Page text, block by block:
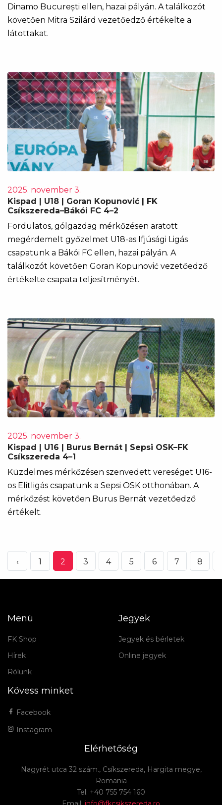
Dinamo București ellen, hazai pályán. A találkozót
követően Mitra Szilárd vezetőedző értékelte a
látottakat.
2025. november 3.
Kispad | U18 | Goran Kopunović | FK
Csíkszereda–Bákói FC 4–2
Fordulatos, gólgazdag mérkőzésen aratott
megérdemelt győzelmet U18-as Ifjúsági Ligás
csapatunk a Bákói FC ellen, hazai pályán. A
találkozót követően Goran Kopunović vezetőedző
értékelte csapata teljesítményét.
2025. november 3.
Kispad | U16 | Burus Bernát | Sepsi OSK–FK
Csíkszereda 4–1
Küzdelmes mérkőzésen szenvedett vereséget U16-
os Elitligás csapatunk a Sepsi OSK otthonában. A
mérkőzést követően Burus Bernát vezetőedző
értékelt.
‹ 1 2 3 4 5 6 7 8
Menü
FK Shop
Hírek
Rólunk
Jegyek
Jegyek és bérletek
Online jegyek
Kövess minket
Facebook
Instagram
Elérhetőség
Nagyrét utca 32 szám., Csíkszereda, Hargita megye,
Romania
Tel: +40 755 754 160